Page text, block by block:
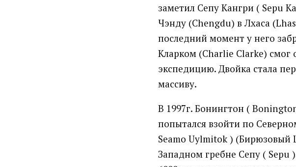
заметил Сепу Кангри ( Sepu
Чэнду (Chengdu) в Лхаса
последний момент у него
Кларком (Charlie Clarke) смог
экспедицию. Двойка стала
массиву.
В 1997г. Бонингтон (
попытался взойти по
Seamo Uylmitok ) (Бирюзовый
Западном гребне Сепу (